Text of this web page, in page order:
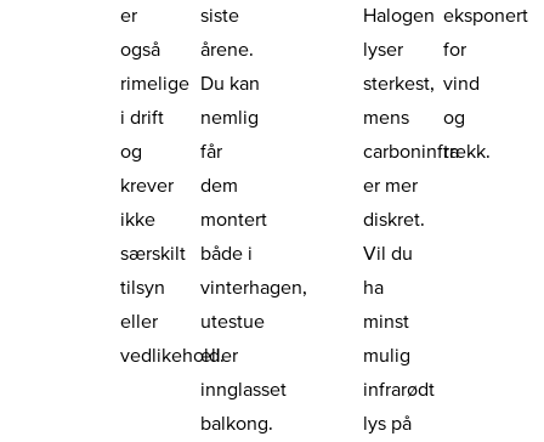
er
også
rimelige
i drift
og
krever
ikke
særskilt
tilsyn
eller
vedlikehold.
siste
årene.
Du kan
nemlig
får
dem
montert
både i
vinterhagen,
utestue
eller
innglasset
balkong.
Halogen
lyser
sterkest,
mens
carboninfra
er mer
diskret.
Vil du
ha
minst
mulig
infrarødt
lys på
eksponert
for
vind
og
trekk.